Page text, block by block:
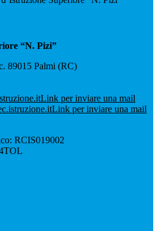
“N. Pizi”
89015 Palmi (RC)
Link per inviare una mail
Link per inviare una mail
RCIS019002